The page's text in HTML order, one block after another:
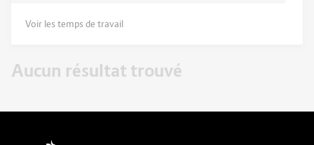
Voir les temps de travail
Aucun résultat trouvé